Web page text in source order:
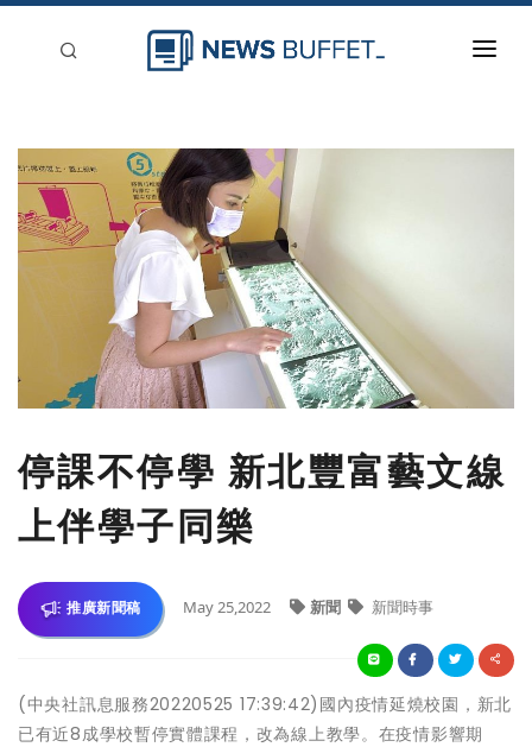
新聞稿分類
停課不停學 新北豐富藝文線
上伴學子同樂
推廣新聞稿 May 25,2022 新聞 新聞時事
(中央社訊息服務20220525 17:39:42)國內疫情延燒校園，新北
已有近8成學校暫停實體課程，改為線上教學。在疫情影響期